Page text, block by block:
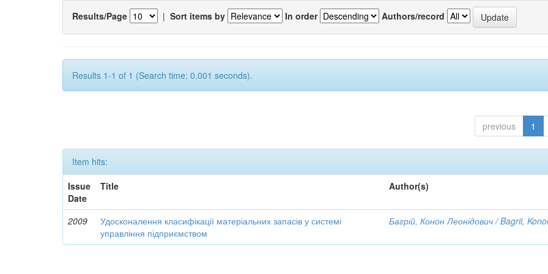
Results/Page | Sort items by In order Authors/record
Results 1-1 of 1 (Search time: 0.001 seconds).
previous 1
Item hits:
Issue
Date
Title Author(s)
2009
Удосконалення класифікації матеріальних запасів у системі
управління підприємством
Багрій, Конон Леонідович / Bagrii,